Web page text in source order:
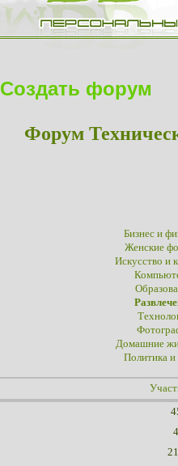
Создать форум
Форум
Бизнес и
Женские
Искусство и
Домашние
Политика и
4